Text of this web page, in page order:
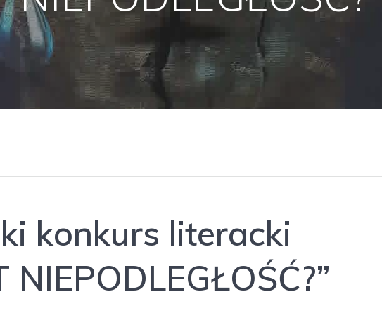
konkurs literacki
NIEPODLEGŁOŚĆ?”